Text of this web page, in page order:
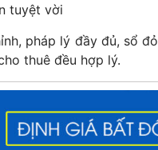
tuyệt vời
pháp lý đầy đủ, sổ
thuê đều hợp lý.